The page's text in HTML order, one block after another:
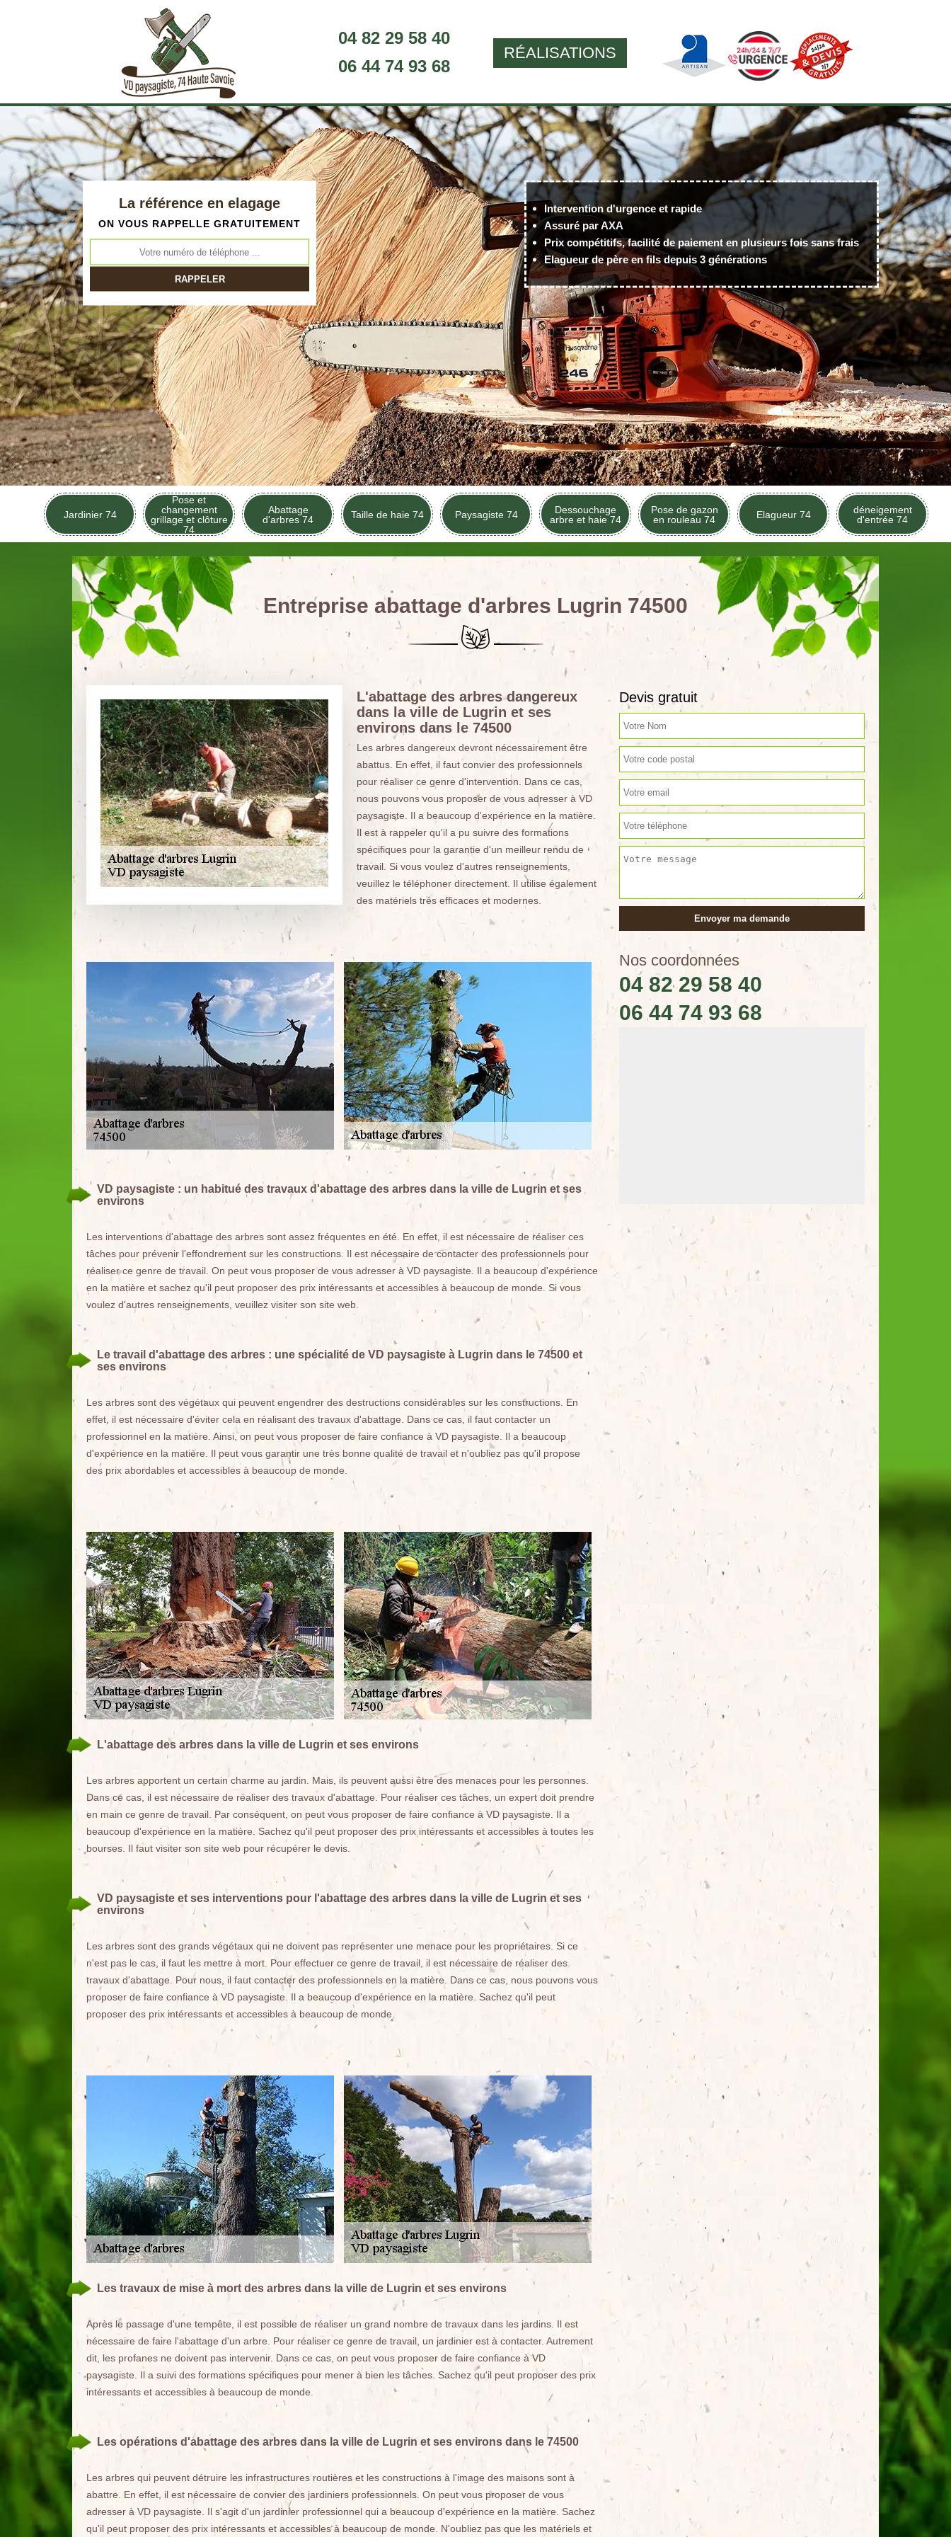
04 82 29 58 40
06 44 74 93 68
RÉALISATIONS
La référence en elagage
ON VOUS RAPPELLE GRATUITEMENT
Intervention d'urgence et rapide
Assuré par AXA
Prix compétitifs, facilité de paiement en plusieurs fois sans frais
Elagueur de père en fils depuis 3 générations
Jardinier 74
Pose et
changement
grillage et clôture
74
Abattage
d'arbres 74
Taille de haie 74 Paysagiste 74
Dessouchage
arbre et haie 74
Pose de gazon
en rouleau 74
Elagueur 74
déneigement
d'entrée 74
Entreprise abattage d'arbres Lugrin 74500
L'abattage des arbres dangereux
dans la ville de Lugrin et ses
environs dans le 74500
Les arbres dangereux devront nécessairement être
abattus. En effet, il faut convier des professionnels
pour réaliser ce genre d'intervention. Dans ce cas,
nous pouvons vous proposer de vous adresser à VD
paysagiste. Il a beaucoup d'expérience en la matière.
Il est à rappeler qu'il a pu suivre des formations
spécifiques pour la garantie d'un meilleur rendu de
travail. Si vous voulez d'autres renseignements,
veuillez le téléphoner directement. Il utilise également
des matériels très efficaces et modernes.
VD paysagiste : un habitué des travaux d'abattage des arbres dans la ville de Lugrin et ses
environs
Les interventions d'abattage des arbres sont assez fréquentes en été. En effet, il est nécessaire de réaliser ces
tâches pour prévenir l'effondrement sur les constructions. Il est nécessaire de contacter des professionnels pour
réaliser ce genre de travail. On peut vous proposer de vous adresser à VD paysagiste. Il a beaucoup d'expérience
en la matière et sachez qu'il peut proposer des prix intéressants et accessibles à beaucoup de monde. Si vous
voulez d'autres renseignements, veuillez visiter son site web.
Le travail d'abattage des arbres : une spécialité de VD paysagiste à Lugrin dans le 74500 et
ses environs
Les arbres sont des végétaux qui peuvent engendrer des destructions considérables sur les constructions. En
effet, il est nécessaire d'éviter cela en réalisant des travaux d'abattage. Dans ce cas, il faut contacter un
professionnel en la matière. Ainsi, on peut vous proposer de faire confiance à VD paysagiste. Il a beaucoup
d'expérience en la matière. Il peut vous garantir une très bonne qualité de travail et n'oubliez pas qu'il propose
des prix abordables et accessibles à beaucoup de monde.
L'abattage des arbres dans la ville de Lugrin et ses environs
Les arbres apportent un certain charme au jardin. Mais, ils peuvent aussi être des menaces pour les personnes.
Dans ce cas, il est nécessaire de réaliser des travaux d'abattage. Pour réaliser ces tâches, un expert doit prendre
en main ce genre de travail. Par conséquent, on peut vous proposer de faire confiance à VD paysagiste. Il a
beaucoup d'expérience en la matière. Sachez qu'il peut proposer des prix intéressants et accessibles à toutes les
bourses. Il faut visiter son site web pour récupérer le devis.
VD paysagiste et ses interventions pour l'abattage des arbres dans la ville de Lugrin et ses
environs
Les arbres sont des grands végétaux qui ne doivent pas représenter une menace pour les propriétaires. Si ce
n'est pas le cas, il faut les mettre à mort. Pour effectuer ce genre de travail, il est nécessaire de réaliser des
travaux d'abattage. Pour nous, il faut contacter des professionnels en la matière. Dans ce cas, nous pouvons vous
proposer de faire confiance à VD paysagiste. Il a beaucoup d'expérience en la matière. Sachez qu'il peut
proposer des prix intéressants et accessibles à beaucoup de monde.
Les travaux de mise à mort des arbres dans la ville de Lugrin et ses environs
Après le passage d'une tempête, il est possible de réaliser un grand nombre de travaux dans les jardins. Il est
nécessaire de faire l'abattage d'un arbre. Pour réaliser ce genre de travail, un jardinier est à contacter. Autrement
dit, les profanes ne doivent pas intervenir. Dans ce cas, on peut vous proposer de faire confiance à VD
paysagiste. Il a suivi des formations spécifiques pour mener à bien les tâches. Sachez qu'il peut proposer des prix
intéressants et accessibles à beaucoup de monde.
Les opérations d'abattage des arbres dans la ville de Lugrin et ses environs dans le 74500
Les arbres qui peuvent détruire les infrastructures routières et les constructions à l'image des maisons sont à
abattre. En effet, il est nécessaire de convier des jardiniers professionnels. On peut vous proposer de vous
adresser à VD paysagiste. Il s'agit d'un jardinier professionnel qui a beaucoup d'expérience en la matière. Sachez
qu'il peut proposer des prix intéressants et accessibles à beaucoup de monde. N'oubliez pas que les matériels et
Devis gratuit
Nos coordonnées
04 82 29 58 40
06 44 74 93 68